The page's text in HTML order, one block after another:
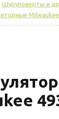
Шуруповерты и
Milwaukee